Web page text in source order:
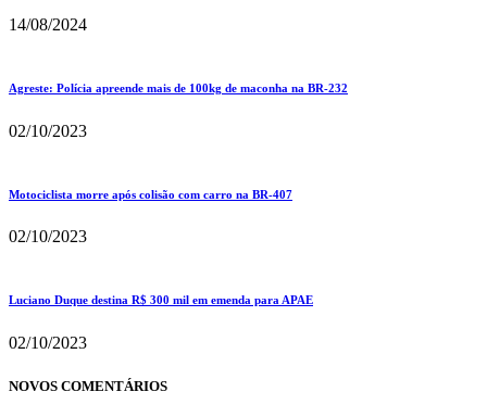
14/08/2024
Agreste: Polícia apreende mais de 100kg de maconha na BR-232
02/10/2023
Motociclista morre após colisão com carro na BR-407
02/10/2023
Luciano Duque destina R$ 300 mil em emenda para APAE
02/10/2023
NOVOS COMENTÁRIOS